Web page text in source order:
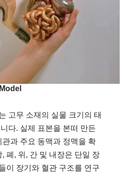
고무 소재의 실물 크기의 태
다. 실제 표본을 본떠 만든
과 주요 동맥과 정맥을 확
폐, 위, 간 및 내장은 단일 장
이 장기와 혈관 구조를 연구